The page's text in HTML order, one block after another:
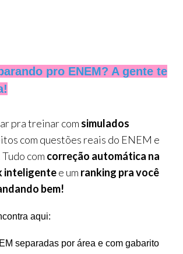
pro ENEM? A gente te
pra treinar com simulados
com questões reais do ENEM e
com correção automática na
inteligentee um ranking pra você
bem!
aqui:
separadas por área e com gabarito